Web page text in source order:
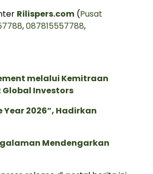
Rilispers.com (Pusat
,087815557788,
melalui Kemitraan
Investors
Year 2026”, Hadirkan
Mendengarkan